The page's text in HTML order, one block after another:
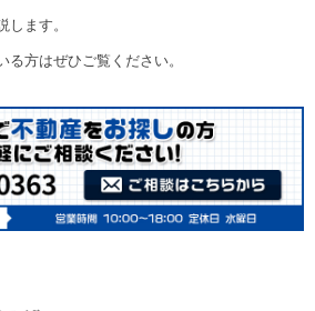
します。
方はぜひご覧ください。